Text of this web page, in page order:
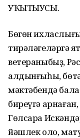
УҠЫТЫУСЫ.
Бөгөн
тирәләгеләргә
ветераныбыҙ,
алдынғыһы,
мәктәбендә
биреүгә
Гөлсара
йәшлек оло,